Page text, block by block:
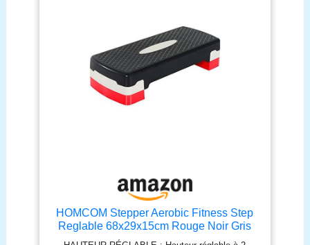
Afin de garantir une bonne stabilité pendant
l'entraînement, nous vous recommandons d'utiliser
la plateforme pour des exercices de step et
d'aérobie plutôt que comme banc de musculation
pour les entraînements avec haltères, barres ou
Body Pump.
HOMCOM Stepper Aerobic Fitness Step
Reglable 68x29x15cm Rouge Noir Gris